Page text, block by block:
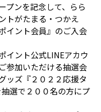
プンを記念して、らら
トがたまる・つかえ
イント会員』のご入会
イント公式LINEアカウ
参加いただける抽選会
ッズ『２０２２応援タ
選で２００名の方にプ